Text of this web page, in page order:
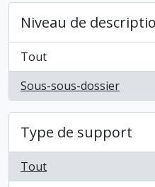
Niveau de
Tout
Sous-sous-dossier
, 1110 résultats
Type de support
Tout